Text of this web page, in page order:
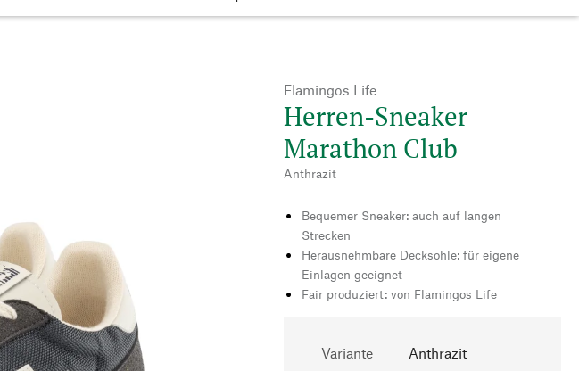
Flamingos Life
Herren-Sneaker
Marathon Club
Anthrazit
Bequemer Sneaker: auch auf langen
Strecken
Herausnehmbare Decksohle: für eigene
Einlagen geeignet
Fair produziert: von Flamingos Life
Variante Anthrazit